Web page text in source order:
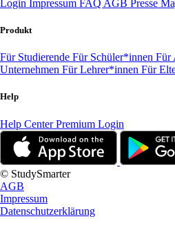
Login Impressum FAQ AGB Presse
Produkt
Für Studierende Für Schüler*innen Für
Unternehmen Für Lehrer*innen Für
Help
Help CenterPremium Login
© StudySmarter
AGB
Impressum
Datenschutzerklärung